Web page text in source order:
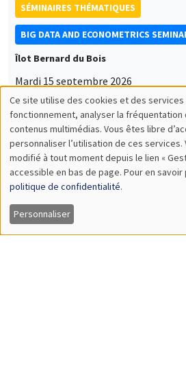
SÉMINAIRES THÉMATIQUES
BIG DATA AND ECONOMETRICS
Îlot Bernard du Bois
Mardi 15 septembre 2026
14:00 à 15:15
Paul-Gauthier Noé
LIS
Éco-campus La Pauliane